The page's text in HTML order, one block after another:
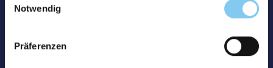
Notwendig
Präferenzen